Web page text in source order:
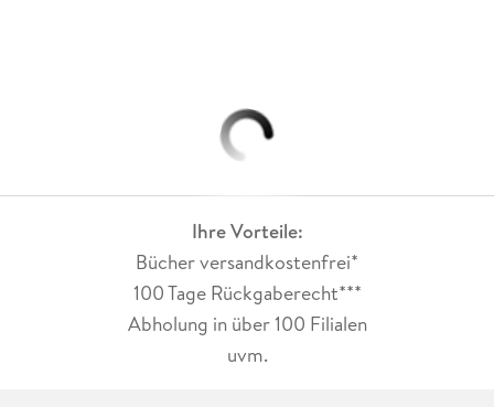
Ihre Vorteile:
Bücher versandkostenfrei*
100 Tage Rückgaberecht***
Abholung in über 100 Filialen
uvm.